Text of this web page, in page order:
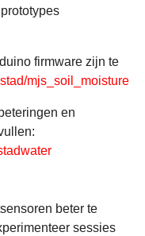
firmware zijn te
mjs_soil_moisture
en
beter te
sessies